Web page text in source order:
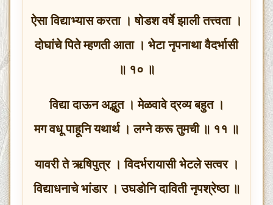
ऐसा विद्याभ्यास करता । षोडश वर्षे झाली तत्त्वता ।
दोघांचे पिते म्हणती आता । भेटा नृपनाथा वैदर्भासी
॥ १० ॥
विद्या दाऊन अद्भुत । मेळवावे द्रव्य बहुत ।
मग वधू पाहूनि यथार्थ । लग्ने करू तुमची ॥ ११ ॥
यावरी ते ऋषिपुत्र । विदर्भरायासी भेटले सत्वर ।
विद्याधनाचे भांडार । उघडोनि दाविती नृपश्रेष्ठा ॥